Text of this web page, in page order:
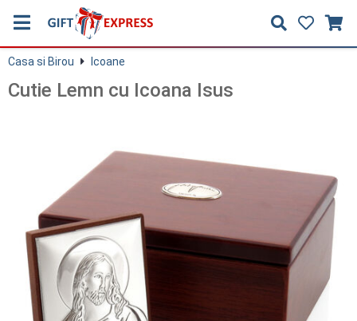
Casa si Birou Icoane
Cutie Lemn cu Icoana Isus